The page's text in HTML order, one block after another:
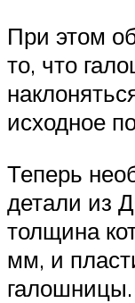
При этом
то, что
исходное
Теперь
детали из
толщина
мм, и
галошницы.